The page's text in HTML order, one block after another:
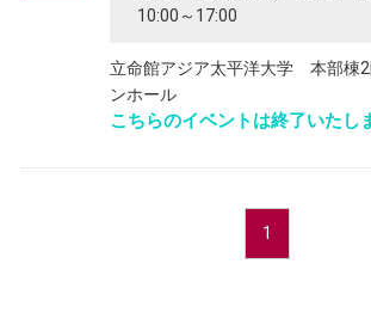
10:00～17:00
立命館アジア太平洋大学 本部棟
ンホール
こちらのイベントは終了いたし
1